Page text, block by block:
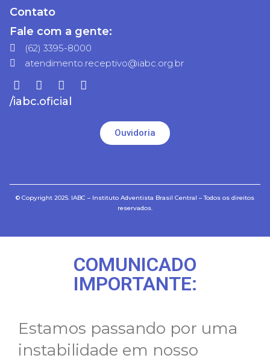
Contato
Fale com a gente:
(62) 3395-8000
atendimento.receptivo@iabc.org.br
/iabc.oficial
Ouvidoria
© Copyright 2025. IABC – Instituto Adventista Brasil Central – Todos os direitos
reservados.
COMUNICADO
IMPORTANTE:
Estamos passando por uma
instabilidade em nosso